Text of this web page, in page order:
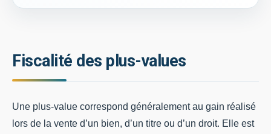
Fiscalité des plus-values
Une plus-value correspond généralement au gain réalisé
lors de la vente d’un bien, d’un titre ou d’un droit. Elle est